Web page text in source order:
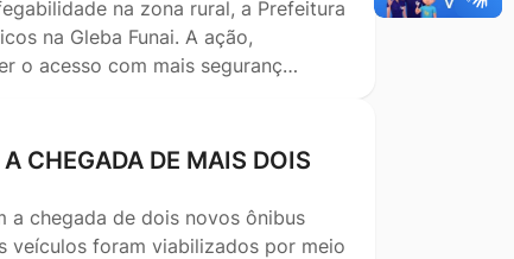
na zona rural, a Prefeitura
na Gleba Funai. A ação,
o acesso com mais seguranç…
CHEGADA DE MAIS DOIS
a chegada de dois novos ônibus
veículos foram viabilizados por meio